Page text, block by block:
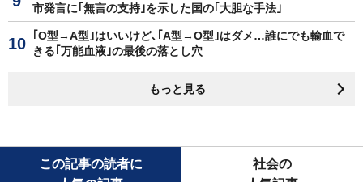
市発言に｢無言の支持｣を示した国の｢大胆な手法｣
｢O型→A型｣はいいけど､｢A型→O型｣はダメ…誰にでも輸血で
きる｢万能血液｣の最後の落とし穴
もっと見る
この記事の読者に
社会の